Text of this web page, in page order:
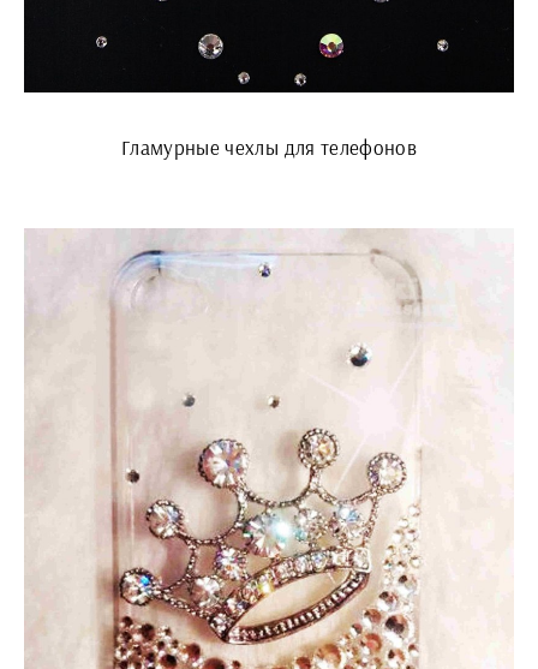
Гламурные чехлы для телефонов